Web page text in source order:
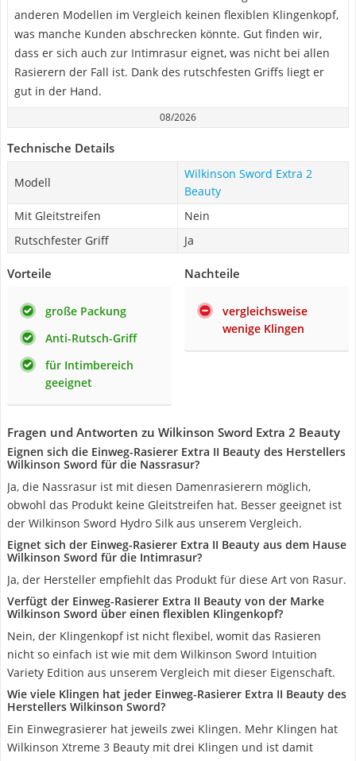
anderen Modellen im Vergleich keinen flexiblen Klingenkopf,
was manche Kunden abschrecken könnte. Gut finden wir,
dass er sich auch zur Intimrasur eignet, was nicht bei allen
Rasierern der Fall ist. Dank des rutschfesten Griffs liegt er
gut in der Hand.
08/2026
Technische Details
Modell
Wilkinson Sword Extra 2
Beauty
Mit Gleitstreifen
Nein
Rutschfester Griff
Ja
Vorteile
große Packung
Anti-Rutsch-Griff
für Intimbereich
geeignet
Nachteile
vergleichsweise
wenige Klingen
Fragen und Antworten zu Wilkinson Sword Extra 2 Beauty
Eignen sich die Einweg-Rasierer Extra II Beauty des Herstellers
Wilkinson Sword für die Nassrasur?
Ja, die Nassrasur ist mit diesen Damenrasierern möglich,
obwohl das Produkt keine Gleitstreifen hat. Besser geeignet ist
der Wilkinson Sword Hydro Silk aus unserem Vergleich.
Eignet sich der Einweg-Rasierer Extra II Beauty aus dem Hause
Wilkinson Sword für die Intimrasur?
Ja, der Hersteller empfiehlt das Produkt für diese Art von Rasur.
Verfügt der Einweg-Rasierer Extra II Beauty von der Marke
Wilkinson Sword über einen flexiblen Klingenkopf?
Nein, der Klingenkopf ist nicht flexibel, womit das Rasieren
nicht so einfach ist wie mit dem Wilkinson Sword Intuition
Variety Edition aus unserem Vergleich mit dieser Eigenschaft.
Wie viele Klingen hat jeder Einweg-Rasierer Extra II Beauty des
Herstellers Wilkinson Sword?
Ein Einwegrasierer hat jeweils zwei Klingen. Mehr Klingen hat
Wilkinson Xtreme 3 Beauty mit drei Klingen und ist damit